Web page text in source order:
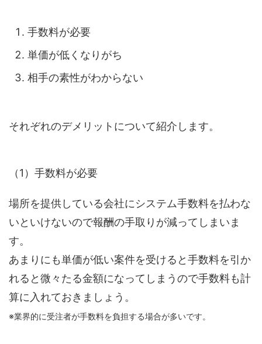
手数料が必要
単価が低くなりがち
相手の素性がわからない
それぞれのデメリットについて紹介します。
（1）手数料が必要
場所を提供している会社にシステム手数料を払わな
いといけないので報酬の手取りが減ってしまいま
す。
あまりにも単価が低い案件を受けると手数料を引か
れると微々たる金額になってしまうので手数料も計
算に入れておきましょう。
※業界的に受注者が手数料を負担する場合が多いです。